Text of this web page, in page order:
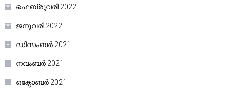
ഫെബ്രുവരി 2022
ജനുവരി 2022
ഡിസംബർ 2021
നവംബർ 2021
ഒക്ടോബർ 2021